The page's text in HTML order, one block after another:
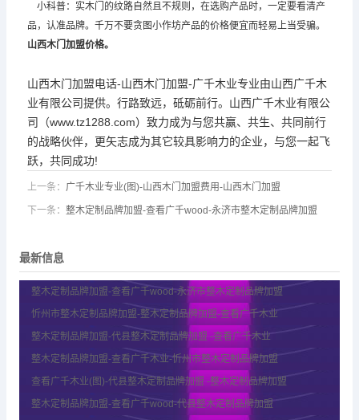
小科普：实木门的纹路自然且不规则，在选购产品时，一定要看清产
品，认准品牌。千万不要贪图小作坊产品的价格便宜而轻易上当受骗。
山西木门加盟价格。
山西木门加盟电话-山西木门加盟-广千木业专业由山西广千木
业有限公司提供。行路致远，砥砺前行。山西广千木业有限公
司（www.tz1288.com）致力成为与您共赢、共生、共同前行
的战略伙伴，更矢志成为其它较具影响力的企业，与您一起飞
跃，共同成功!
上一条： 广千木业专业(图)-山西木门加盟费用-山西木门加盟
下一条： 整木定制品牌加盟-查看广千wood-永济市整木定制品牌加盟
最新信息
整木定制品牌加盟-查看广千wood-永济市整木定制品牌加盟
忻州市整木定制品牌加盟-整木定制品牌加盟-查看广千木业
整木定制品牌加盟-代县整木定制品牌加盟 -查看广千木业
整木定制品牌加盟-查看广千木业-忻州市整木定制品牌加盟
查看广千木业(图)-代县整木定制品牌加盟 -整木定制品牌加盟
整木定制品牌加盟-查看广千wood-代县整木定制品牌加盟